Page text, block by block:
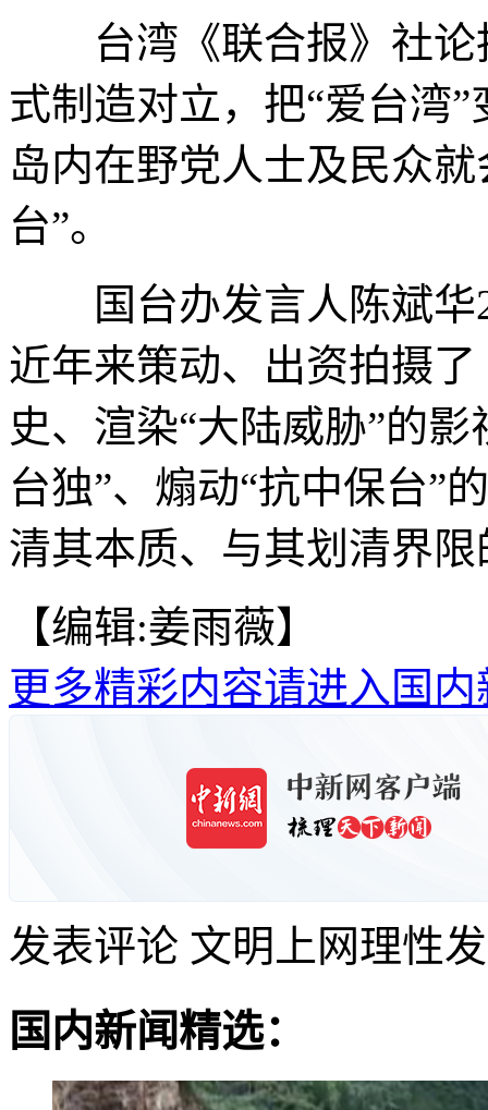
台湾《联合报》社论
式制造对立，把“爱台湾
岛内在野党人士及民众
台”。
国台办发言人陈斌华
近年来策动、出资拍摄
史、渲染“大陆威胁”的
台独”、煽动“抗中保台”
清其本质、与其划清界
【编辑:姜雨薇】
更多精彩内容请进入国内
发表评论 文明上网理性
国内新闻精选：